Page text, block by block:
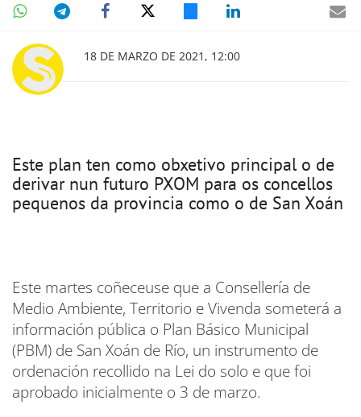
18 DE MARZO DE 2021, 12:00
Este plan ten como obxetivo principal o de
derivar nun futuro PXOM para os concellos
pequenos da provincia como o de San Xoán
Este martes coñeceuse que a Consellería de
Medio Ambiente, Territorio e Vivenda someterá a
información pública o Plan Básico Municipal
(PBM) de San Xoán de Río, un instrumento de
ordenación recollido na Lei do solo e que foi
aprobado inicialmente o 3 de marzo.